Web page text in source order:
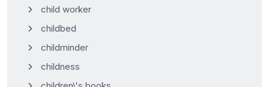
child worker
childbed
childminder
childness